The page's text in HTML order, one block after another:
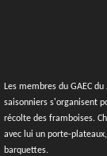
Les membres du GAEC
saisonniers s'organisent
récolte des framboises.
avec lui un porte-
barquettes.